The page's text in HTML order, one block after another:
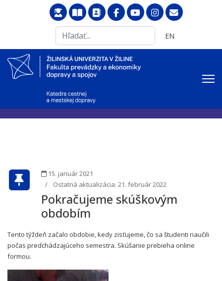
...
Vyberte váš jazyk
EN
15. január 2021
Ostatná aktualizácia: 21. február 2022
Pokračujeme skúškovým
obdobím
Tento týždeň začalo obdobie, kedy zisťujeme, čo sa študenti naučili
počas predchádzajúceho semestra. Skúšanie prebieha online
formou.